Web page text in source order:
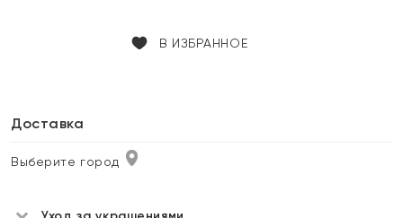
В ИЗБРАННОЕ
Доставка
Выберите город